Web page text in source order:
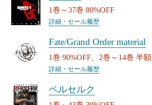
1巻～37巻 80%OFF
詳細・セール履歴
Fate/Grand Order material
1巻 90%OFF、2巻～14巻 半額
詳細・セール履歴
ベルセルク